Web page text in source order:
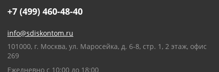
+7 (499) 460-48-40
info@sdiskontom.ru
101000, г. Москва, ул. Маросейка, д. 6-8, стр. 1, 2 этаж, офис
269
Ежедневно с 10:00 до 18:00